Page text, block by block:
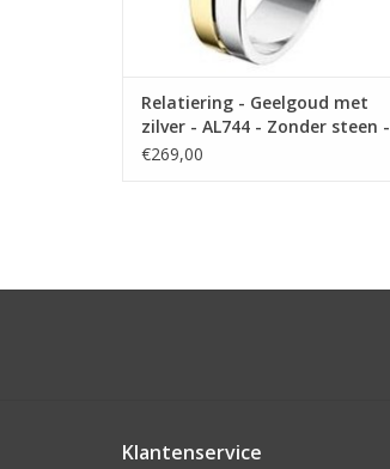
Relatiering - Geelgoud met
zilver - AL744 - Zonder steen -
4.0 mm
€269,00
Klantenservice